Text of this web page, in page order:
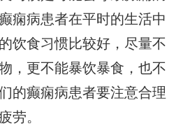
痫病患者在平时的生活中
饮食习惯比较好，尽量不
，更不能暴饮暴食，也不
的癫痫病患者要注意合理
劳。